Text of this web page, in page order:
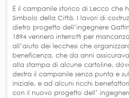
È il campanile storico di Lecco che
Simbolo della Città. I lavori di
dietro progetto dell’ingegnere
1894 vennero interrotti per
all’aiuto dei lecchesi che
beneficenza, che da anni
alla stampa di alcune cartoline,
destra il campanile senza punta e
iniziale, e ad alcuni ricchi
con il nuovo progetto dell’